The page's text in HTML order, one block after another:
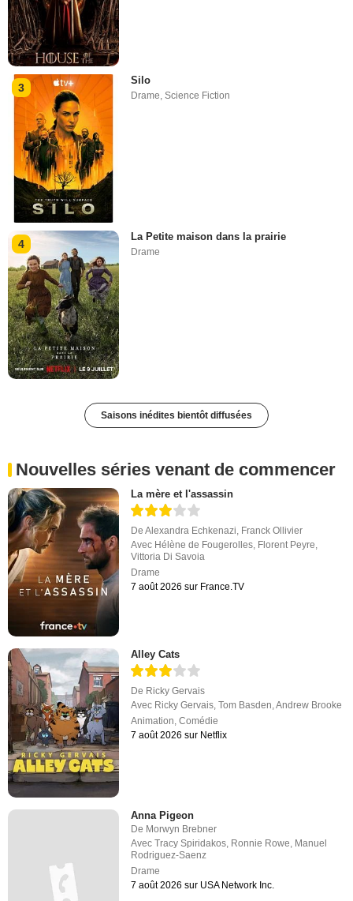
3
Silo
Drame ,Science Fiction
4
La Petite maison dans la prairie
Drame
Saisons inédites bientôt diffusées
Nouvelles séries venant de commencer
La mère et l'assassin
DeAlexandra Echkenazi, Franck Ollivier
Avec Hélène de Fougerolles, Florent Peyre,
Vittoria Di Savoia
Drame
7 août 2026 sur France.TV
Alley Cats
De Ricky Gervais
Avec Ricky Gervais,Tom Basden,Andrew Brooke
Animation,Comédie
7 août 2026 sur Netflix
Anna Pigeon
De Morwyn Brebner
AvecTracy Spiridakos Ronnie Rowe Manuel
Rodriguez-Saenz
Drame
7 août 2026 sur USA Network Inc.